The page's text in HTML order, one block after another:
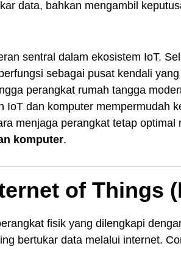
data, bahkan mengambil
sentral dalam ekosistem IoT.
sebagai pusat kendali
perangkat rumah tangga
IoT dan komputer mempermudah
menjaga perangkat tetap optimal
komputer.
of Things
fisik yang dilengkapi
bertukar data melalui internet.